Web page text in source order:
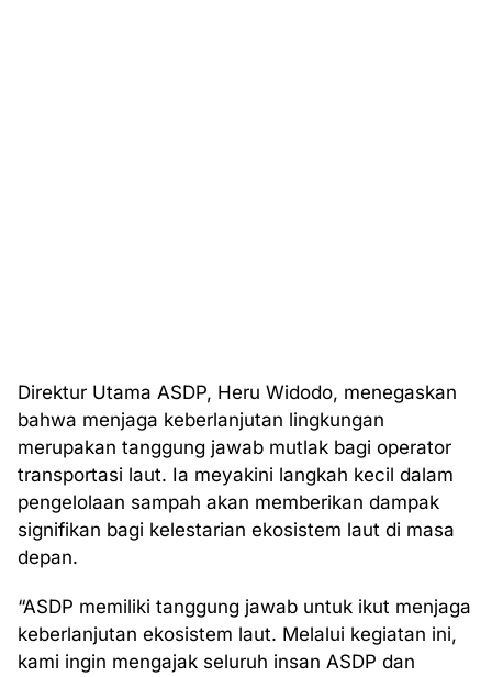
Direktur Utama ASDP, Heru Widodo, menegaskan
bahwa menjaga keberlanjutan lingkungan
merupakan tanggung jawab mutlak bagi operator
transportasi laut. Ia meyakini langkah kecil dalam
pengelolaan sampah akan memberikan dampak
signifikan bagi kelestarian ekosistem laut di masa
depan.
“ASDP memiliki tanggung jawab untuk ikut menjaga
keberlanjutan ekosistem laut. Melalui kegiatan ini,
kami ingin mengajak seluruh insan ASDP dan